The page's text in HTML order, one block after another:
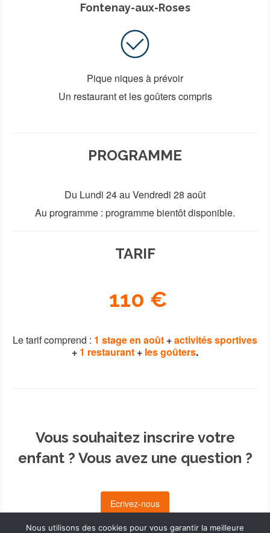
Fontenay-aux-Roses
Pique niques à prévoir
Un restaurant et les goûters compris
PROGRAMME
Du Lundi 24 au Vendredi 28 août
Au programme : programme bientôt disponible.
TARIF
110 €
Le tarif comprend : 1 stage en août +activités sportives
+ 1 restaurant + les goûters.
Vous souhaitez inscrire votre
enfant ? Vous avez une question ?
Ecrivez-nous
Nous utilisons des cookies pour vous garantir la meilleure